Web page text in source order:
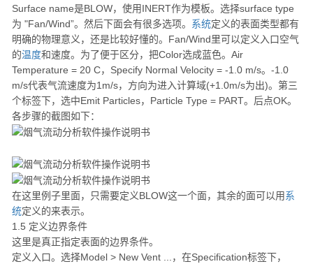
Surface name是BLOW，使用INERT作为模板。选择surface type
为 "Fan/Wind”。然后下面会有很多选项。 系统定义的表面类型都有
明确的物理意义，还是比较好懂的。Fan/Wind里可以定义入口空气
的温度和速度。为了便于区分，把Color选成蓝色。Air
Temperature = 20 C，Specify Normal Velocity = -1.0 m/s。-1.0
m/s代表气流速度为1m/s，方向为进入计算域(+1.0m/s为出)。第三
个标签下，选中Emit Particles，Particle Type = PART。后点OK。
各步骤的截图如下：
在这里例子里面，只需要定义BLOW这一个面，其余的面可以用系
统定义的来表示。
1.5 定义边界条件
这里是真正指定表面的边界条件。
定义入口。选择Model > New Vent ...，在Specification标签下，